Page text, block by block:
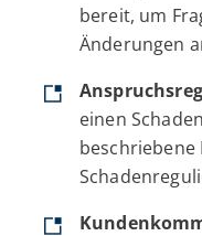
bereit, um
Änderungen
einen
beschriebene